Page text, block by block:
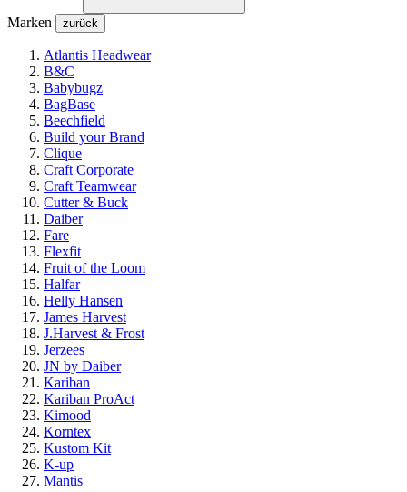
Marken zurück
Atlantis Headwear
B&C
Babybugz
BagBase
Beechfield
Build your Brand
Clique
Craft Corporate
Craft Teamwear
Cutter & Buck
Daiber
Fare
Flexfit
Fruit of the Loom
Halfar
Helly Hansen
James Harvest
J.Harvest & Frost
Jerzees
JN by Daiber
Kariban
Kariban ProAct
Kimood
Korntex
Kustom Kit
K-up
Mantis